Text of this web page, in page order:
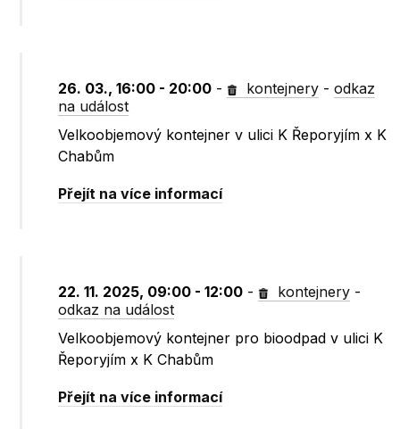
26. 03., 16:00 - 20:00 - kontejnery -odkaz
na událost
Velkoobjemový kontejner v ulici K Řeporyjím x K
Chabům
Přejít na více informací
22. 11. 2025, 09:00 - 12:00 - kontejnery -
odkaz na událost
Velkoobjemový kontejner pro bioodpad v ulici K
Řeporyjím x K Chabům
Přejít na více informací